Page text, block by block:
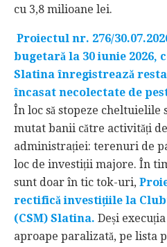
cu 3,8 milioane lei.
Proiectul nr. 276/
bugetară la 30 iunie 2026,
Slatina înregistrează
încasat necolectate de
În loc să stopeze cheltuielile
mutat banii către activități
administrației: terenuri de
loc de investiții majore. În
sunt doar în tic tok-uri,
rectifică investițiile la
(CSM) Slatina. Deși
aproape paralizată, pe lista